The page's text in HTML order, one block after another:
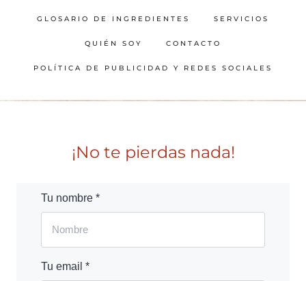
GLOSARIO DE INGREDIENTES SERVICIOS
QUIÉN SOY CONTACTO
POLÍTICA DE PUBLICIDAD Y REDES SOCIALES
¡No te pierdas nada!
Tu nombre *
Tu email *